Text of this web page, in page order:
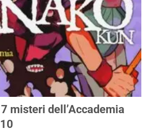
misteri dell’Accademia